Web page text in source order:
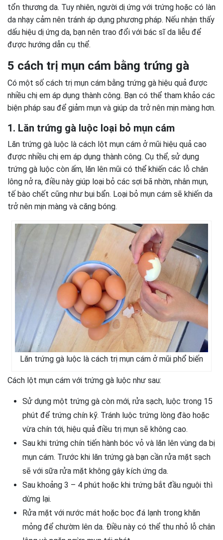
tổn thương da. Tuy nhiên, người dị ứng với trứng hoặc có làn
da nhạy cảm nên tránh áp dụng phương pháp. Nếu nhận thấy
dấu hiệu dị ứng da, bạn nên trao đổi với bác sĩ da liễu để
được hướng dẫn cụ thể.
5 cách trị mụn cám bằng trứng gà
Có một số cách trị mụn cám bằng trứng gà hiệu quả được
nhiều chị em áp dụng thành công. Bạn có thể tham khảo các
biện pháp sau để giảm mụn và giúp da trở nên mịn màng hơn.
1. Lăn trứng gà luộc loại bỏ mụn cám
Lăn trứng gà luộc là cách lột mụn cám ở mũi hiệu quả cao
được nhiều chị em áp dụng thành công. Cụ thể, sử dụng
trứng gà luộc còn ấm, lăn lên mũi có thể khiến các lỗ chân
lông nở ra, điều này giúp loại bỏ các sợi bã nhờn, nhân mụn,
tế bào chết cũng như bụi bẩn. Loại bỏ mụn cám sẽ khiến da
trở nên mịn màng và căng bóng.
Lăn trứng gà luộc là cách trị mụn cám ở mũi phổ biến
Cách lột mụn cám với trứng gà luộc như sau:
Sử dụng một trứng gà còn mới, rửa sạch, luộc trong 15
phút để trứng chín kỹ. Tránh luộc trứng lòng đào hoặc
vừa chín tới, hiệu quả điều trị mụn sẽ không cao.
Sau khi trứng chín tiến hành bóc vỏ và lăn lên vùng da bị
mụn cám. Trước khi lăn trứng gà bạn cần rửa mặt sạch
sẽ với sữa rửa mặt không gây kích ứng da.
Sau khoảng 3 – 4 phút hoặc khi trứng bắt đầu nguội thì
dừng lại.
Rửa mặt với nước mát hoặc bọc đá lạnh trong khăn
mỏng để chườm lên da. Điều này có thể thu nhỏ lỗ chân